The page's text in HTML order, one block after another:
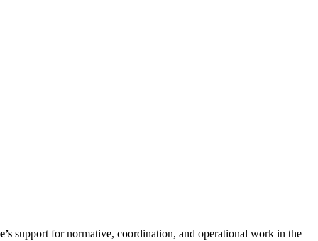
support for normative, coordination, and operational work in the